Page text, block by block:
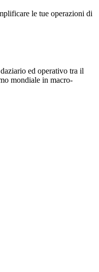
le tue operazioni di
ed operativo tra il
mondiale in macro-